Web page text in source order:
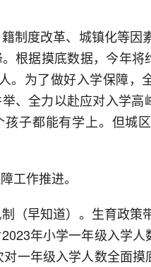
制度改革、城镇化等
根据摸底数据，今年
。为了做好入学保障，
、全力以赴应对入学
孩子都能有学上。但城
工作推进。
（早知道）。生育政策
年小学一年级入学
一年级入学人数全面